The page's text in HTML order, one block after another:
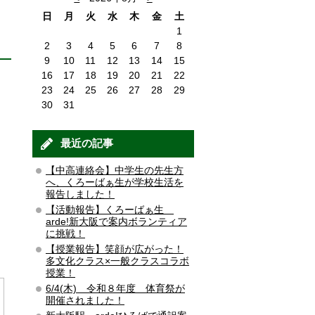
日
月 火 水 木 金
土
1
2
3 4 5 6 7
8
9
10 11 12 13 14
15
16
17 18 19 20 21
22
23
24 25 26 27 28
29
30
31
最近の記事
【中高連絡会】中学生の先生方
へ、くろーばぁ生が学校生活を
報告しました！
【活動報告】くろーばぁ生
arde!新大阪で案内ボランティア
に挑戦！
【授業報告】笑顔が広がった！
多文化クラス×一般クラスコラボ
授業！
6/4(木) 令和８年度 体育祭が
開催されました！